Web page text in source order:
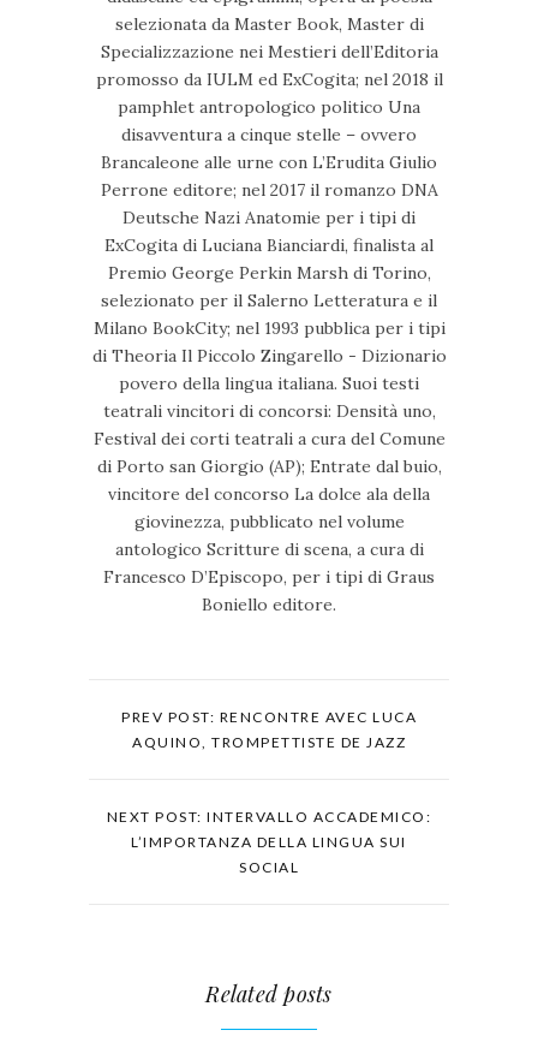
selezionata da Master Book, Master di
Specializzazione nei Mestieri dell’Editoria
promosso da IULM ed ExCogita; nel 2018 il
pamphlet antropologico politico Una
disavventura a cinque stelle – ovvero
Brancaleone alle urne con L’Erudita Giulio
Perrone editore; nel 2017 il romanzo DNA
Deutsche Nazi Anatomie per i tipi di
ExCogita di Luciana Bianciardi, finalista al
Premio George Perkin Marsh di Torino,
selezionato per il Salerno Letteratura e il
Milano BookCity; nel 1993 pubblica per i tipi
di Theoria Il Piccolo Zingarello - Dizionario
povero della lingua italiana. Suoi testi
teatrali vincitori di concorsi: Densità uno,
Festival dei corti teatrali a cura del Comune
di Porto san Giorgio (AP); Entrate dal buio,
vincitore del concorso La dolce ala della
giovinezza, pubblicato nel volume
antologico Scritture di scena, a cura di
Francesco D’Episcopo, per i tipi di Graus
Boniello editore.
PREV POST: RENCONTRE AVEC LUCA
AQUINO, TROMPETTISTE DE JAZZ
NEXT POST: INTERVALLO ACCADEMICO:
L’IMPORTANZA DELLA LINGUA SUI
SOCIAL
Related posts